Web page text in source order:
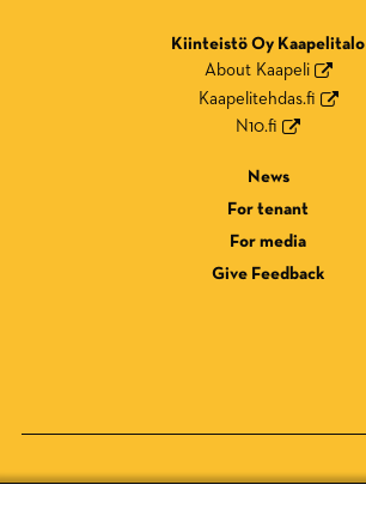
Kiinteistö Oy Kaapelitalo
About Kaapeli
Kaapelitehdas.fi
N10.fi
News
For tenant
For media
Give Feedback